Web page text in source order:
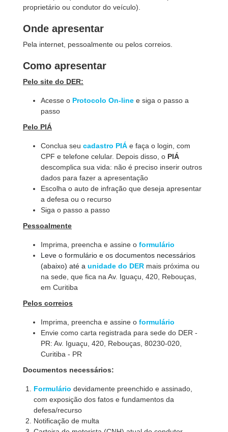
proprietário ou condutor do veículo).
Onde apresentar
Pela internet, pessoalmente ou pelos correios.
Como apresentar
Pelo site do DER:
Acesse o Protocolo On-line e siga o passo a
passo
Pelo PIÁ
Conclua seu cadastro PIÁ e faça o login, com
CPF e telefone celular. Depois disso, o PIÁ
descomplica sua vida: não é preciso inserir outros
dados para fazer a apresentação
Escolha o auto de infração que deseja apresentar
a defesa ou o recurso
Siga o passo a passo
Pessoalmente
Imprima, preencha e assine o formulário
Leve o formulário e os documentos necessários
(abaixo) até a unidade do DER mais próxima ou
na sede, que fica na Av. Iguaçu, 420, Rebouças,
em Curitiba
Pelos correios
Imprima, preencha e assine o formulário
Envie como carta registrada para sede do DER -
PR: Av. Iguaçu, 420, Rebouças, 80230-020,
Curitiba - PR
Documentos necessários:
Formulário devidamente preenchido e assinado,
com exposição dos fatos e fundamentos da
defesa/recurso
Notificação de multa